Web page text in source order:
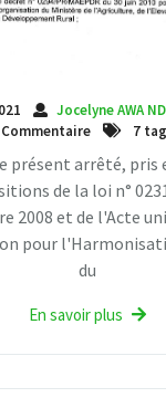
Jocelyne AWA
Commentaire
7
présent arrêté, pris
de la loi n°
2008 et de l'Acte
pour
du
En savoir plus